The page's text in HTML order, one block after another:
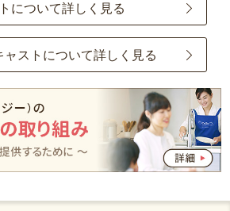
について詳しく見る
ャストについて詳しく見る